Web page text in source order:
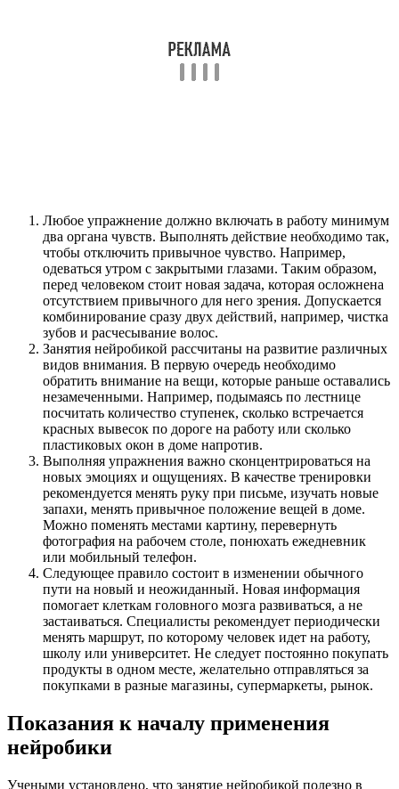
Любое упражнение должно включать в работу минимум
два органа чувств. Выполнять действие необходимо так,
чтобы отключить привычное чувство. Например,
одеваться утром с закрытыми глазами. Таким образом,
перед человеком стоит новая задача, которая осложнена
отсутствием привычного для него зрения. Допускается
комбинирование сразу двух действий, например, чистка
зубов и расчесывание волос.
Занятия нейробикой рассчитаны на развитие различных
видов внимания. В первую очередь необходимо
обратить внимание на вещи, которые раньше оставались
незамеченными. Например, подымаясь по лестнице
посчитать количество ступенек, сколько встречается
красных вывесок по дороге на работу или сколько
пластиковых окон в доме напротив.
Выполняя упражнения важно сконцентрироваться на
новых эмоциях и ощущениях. В качестве тренировки
рекомендуется менять руку при письме, изучать новые
запахи, менять привычное положение вещей в доме.
Можно поменять местами картину, перевернуть
фотография на рабочем столе, понюхать ежедневник
или мобильный телефон.
Следующее правило состоит в изменении обычного
пути на новый и неожиданный. Новая информация
помогает клеткам головного мозга развиваться, а не
застаиваться. Специалисты рекомендует периодически
менять маршрут, по которому человек идет на работу,
школу или университет. Не следует постоянно покупать
продукты в одном месте, желательно отправляться за
покупками в разные магазины, супермаркеты, рынок.
Показания к началу применения
нейробики
Учеными установлено, что занятие нейробикой полезно в